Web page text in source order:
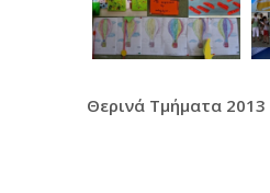
Θερινά Τμήματα 2013